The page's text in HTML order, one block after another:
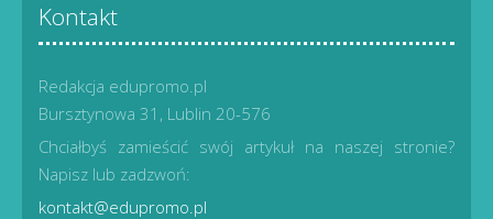
Kontakt
Redakcja edupromo.pl
Bursztynowa 31, Lublin 20-576
Chciałbyś zamieścić swój artykuł na naszej stronie?
Napisz lub zadzwoń:
kontakt@edupromo.pl